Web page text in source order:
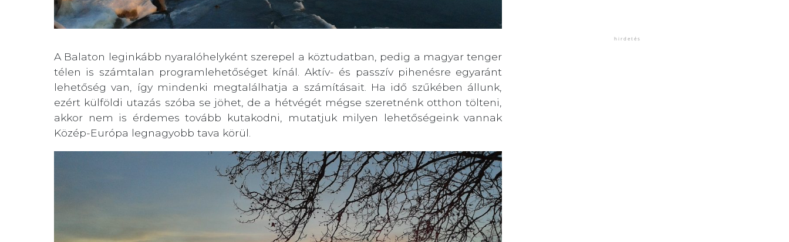
A Balaton leginkább nyaralóhelyként szerepel a köztudatban, pedig a magyar tenger
télen is számtalan programlehetőséget kínál. Aktív- és passzív pihenésre egyaránt
lehetőség van, így mindenki megtalálhatja a számításait. Ha idő szűkében állunk,
ezért külföldi utazás szóba se jöhet, de a hétvégét mégse szeretnénk otthon tölteni,
akkor nem is érdemes tovább kutakodni, mutatjuk milyen lehetőségeink vannak
Közép-Európa legnagyobb tava körül.